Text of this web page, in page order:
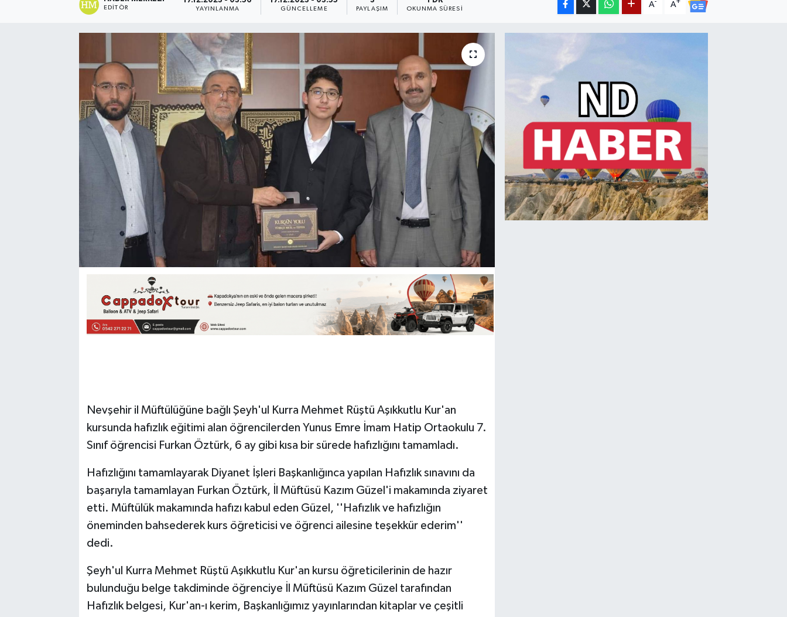
EDITÖR YAYINLANMA GÜNCELLEME PAYLAŞIM OKUNMA SÜRESI
A- A+
Nevşehir il Müftülüğüne bağlı Şeyh'ul Kurra Mehmet Rüştü Aşıkkutlu Kur'an
kursunda hafızlık eğitimi alan öğrencilerden Yunus Emre İmam Hatip Ortaokulu 7.
Sınıf öğrencisi Furkan Öztürk, 6 ay gibi kısa bir sürede hafızlığını tamamladı.
Hafızlığını tamamlayarak Diyanet İşleri Başkanlığınca yapılan Hafızlık sınavını da
başarıyla tamamlayan Furkan Öztürk, İl Müftüsü Kazım Güzel'i makamında ziyaret
etti. Müftülük makamında hafızı kabul eden Güzel, ''Hafızlık ve hafızlığın
öneminden bahsederek kurs öğreticisi ve öğrenci ailesine teşekkür ederim''
dedi.
Şeyh'ul Kurra Mehmet Rüştü Aşıkkutlu Kur'an kursu öğreticilerinin de hazır
bulunduğu belge takdiminde öğrenciye İl Müftüsü Kazım Güzel tarafından
Hafızlık belgesi, Kur'an-ı kerim, Başkanlığımız yayınlarından kitaplar ve çeşitli